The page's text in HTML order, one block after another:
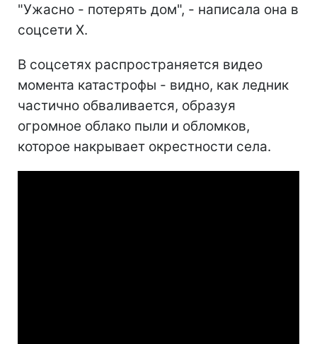
"Ужасно - потерять дом", - написала она в
соцсети X.
В соцсетях распространяется видео
момента катастрофы - видно, как ледник
частично обваливается, образуя
огромное облако пыли и обломков,
которое накрывает окрестности села.